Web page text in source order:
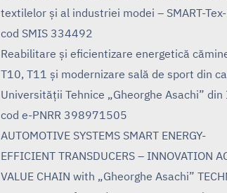
textilelor și al industriei modei – SMART-
cod SMIS 334492
Reabilitare și eficientizare energetică
T10, T11 și modernizare sală de sport din
Universității Tehnice „Gheorghe Asachi” din
cod e-PNRR 398971505
AUTOMOTIVE SYSTEMS SMART ENERGY-
EFFICIENT TRANSDUCERS – INNOVATION
VALUE CHAIN with „Gheorghe Asachi”